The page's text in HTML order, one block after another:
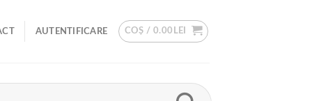
AUTENTIFICARE COȘ / 0.00 LEI